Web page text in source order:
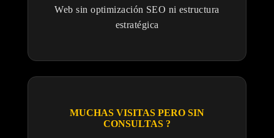
Web sin optimización SEO ni estructura
estratégica
MUCHAS VISITAS PERO SIN
CONSULTAS ?